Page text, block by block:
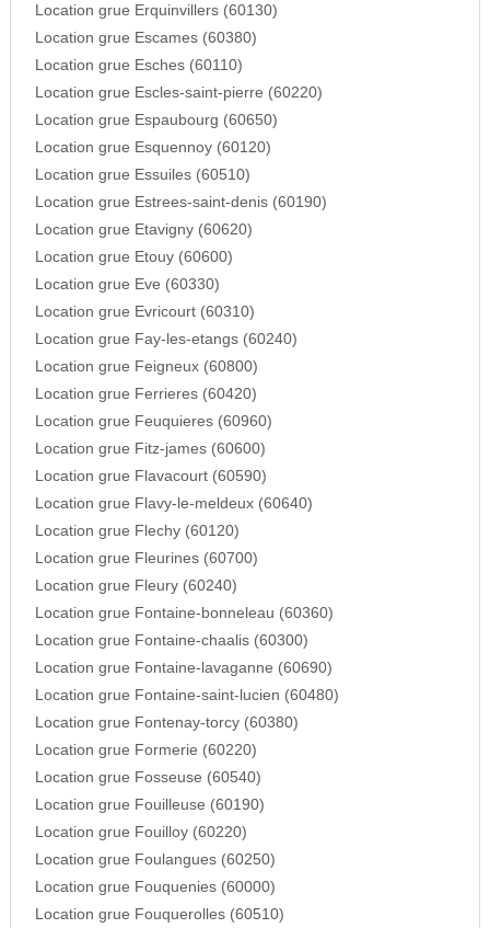
Location grue Erquinvillers (60130)
Location grue Escames (60380)
Location grue Esches (60110)
Location grue Escles-saint-pierre (60220)
Location grue Espaubourg (60650)
Location grue Esquennoy (60120)
Location grue Essuiles (60510)
Location grue Estrees-saint-denis (60190)
Location grue Etavigny (60620)
Location grue Etouy (60600)
Location grue Eve (60330)
Location grue Evricourt (60310)
Location grue Fay-les-etangs (60240)
Location grue Feigneux (60800)
Location grue Ferrieres (60420)
Location grue Feuquieres (60960)
Location grue Fitz-james (60600)
Location grue Flavacourt (60590)
Location grue Flavy-le-meldeux (60640)
Location grue Flechy (60120)
Location grue Fleurines (60700)
Location grue Fleury (60240)
Location grue Fontaine-bonneleau (60360)
Location grue Fontaine-chaalis (60300)
Location grue Fontaine-lavaganne (60690)
Location grue Fontaine-saint-lucien (60480)
Location grue Fontenay-torcy (60380)
Location grue Formerie (60220)
Location grue Fosseuse (60540)
Location grue Fouilleuse (60190)
Location grue Fouilloy (60220)
Location grue Foulangues (60250)
Location grue Fouquenies (60000)
Location grue Fouquerolles (60510)